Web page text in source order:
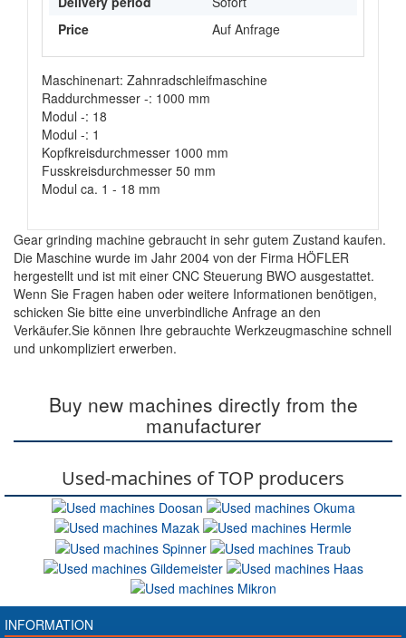
Price
Auf Anfrage
Maschinenart: Zahnradschleifmaschine
Raddurchmesser -: 1000 mm
Modul -: 18
Modul -: 1
Kopfkreisdurchmesser 1000 mm
Fusskreisdurchmesser 50 mm
Modul ca. 1 - 18 mm
Gear grinding machine gebraucht in sehr gutem Zustand kaufen.
Die Maschine wurde im Jahr 2004 von der Firma HÖFLER
hergestellt und ist mit einer CNC Steuerung BWO ausgestattet.
Wenn Sie Fragen haben oder weitere Informationen benötigen,
schicken Sie bitte eine unverbindliche Anfrage an den
Verkäufer.Sie können Ihre gebrauchte Werkzeugmaschine schnell
und unkompliziert erwerben.
Buy new machines directly from the
manufacturer
Used-machines of TOP producers
INFORMATION